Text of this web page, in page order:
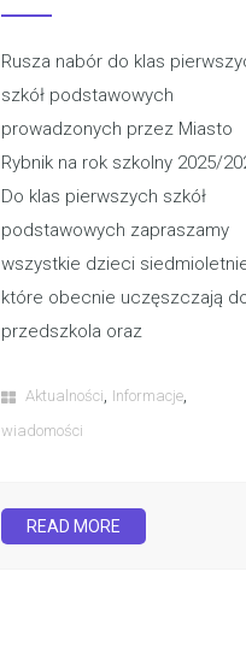
Rusza nabór do klas
szkół podstawowych
prowadzonych przez Miasto
Rybnik na rok szkolny 2025/
Do klas pierwszych szkół
podstawowych zapraszamy
wszystkie dzieci
które obecnie uczęszczają
przedszkola oraz
Aktualności, Informacje,
wiadomości
READ MORE